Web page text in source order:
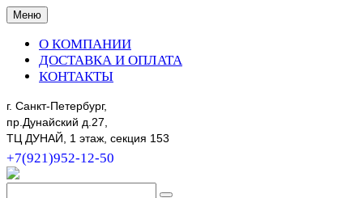
Меню
О КОМПАНИИ
ДОСТАВКА И ОПЛАТА
КОНТАКТЫ
г. Санкт-Петербург,
пр.Дунайский д.27,
ТЦ ДУНАЙ, 1 этаж, секция 153
+7(921)952-12-50